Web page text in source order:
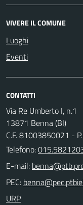
VIVERE IL COMUNE
Luoghi
Eventi
CONTATTI
Via Re Umberto I, n.1
13871 Benna (BI)
C.F. 81003850021 -
Telefono:
E-mail:
PEC:
URP